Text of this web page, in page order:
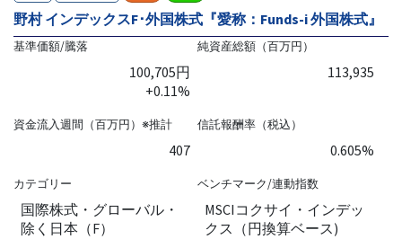
野村 インデックスF･外国株式『愛称：Funds-i 外国株式』
基準価額/騰落
100,705円
+0.11%
純資産総額（百万円）
113,935
資金流入週間（百万円）※推計
407
信託報酬率（税込）
0.605%
カテゴリー
国際株式・グローバル・
除く日本（F）
ベンチマーク/連動指数
MSCIコクサイ・インデッ
クス（円換算ベース)